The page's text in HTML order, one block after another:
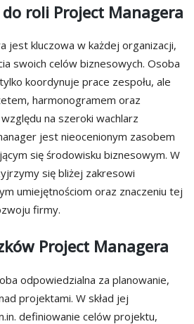
roli Project Managera
jest kluczowa w każdej organizacji,
swoich celów biznesowych. Osoba
koordynuje prace zespołu, ale
harmonogramem oraz
na szeroki wachlarz
jest nieocenionym zasobem
się środowisku biznesowym. W
się bliżej zakresowi
umiejętnościom oraz znaczeniu tej
firmy.
Project Managera
odpowiedzialna za planowanie,
projektami. W skład jej
definiowanie celów projektu,